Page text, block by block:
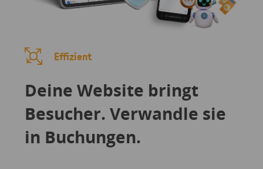
Effizient
Deine Website bringt
Besucher. Verwandle sie
in Buchungen.